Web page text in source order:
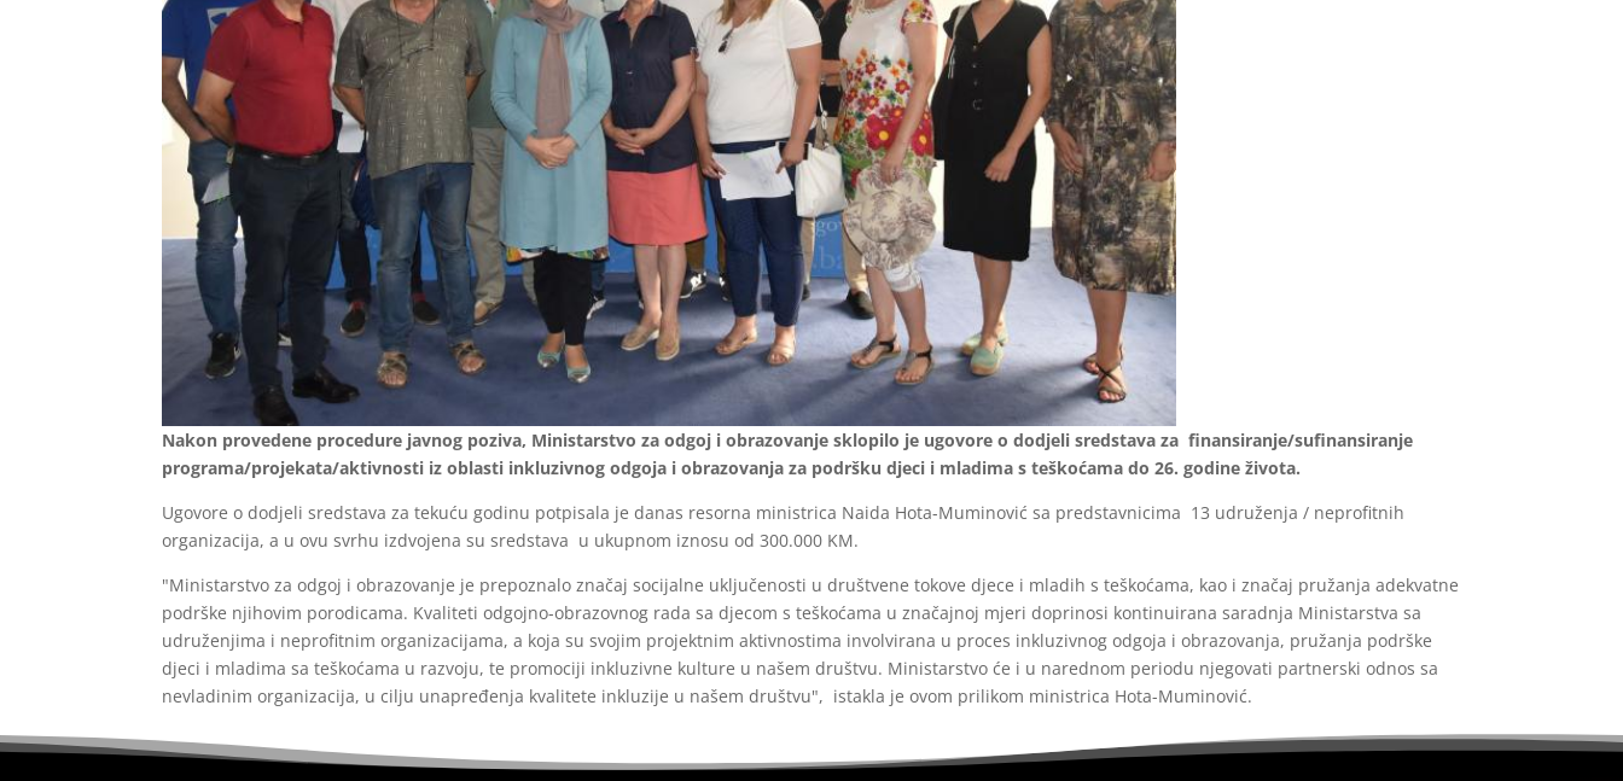
Nakon provedene procedure javnog poziva, Ministarstvo za odgoj i obrazovanje sklopilo je ugovore o dodjeli sredstava za finansiranje/sufinansiranje
programa/projekata/aktivnosti iz oblasti inkluzivnog odgoja i obrazovanja za podršku djeci i mladima s teškoćama do 26. godine života.
Ugovore o dodjeli sredstava za tekuću godinu potpisala je danas resorna ministrica Naida Hota-Muminović sa predstavnicima 13 udruženja / neprofitnih
organizacija, a u ovu svrhu izdvojena su sredstava u ukupnom iznosu od 300.000 KM.
"Ministarstvo za odgoj i obrazovanje je prepoznalo značaj socijalne uključenosti u društvene tokove djece i mladih s teškoćama, kao i značaj pružanja adekvatne
podrške njihovim porodicama. Kvaliteti odgojno-obrazovnog rada sa djecom s teškoćama u značajnoj mjeri doprinosi kontinuirana saradnja Ministarstva sa
udruženjima i neprofitnim organizacijama, a koja su svojim projektnim aktivnostima involvirana u proces inkluzivnog odgoja i obrazovanja, pružanja podrške
djeci i mladima sa teškoćama u razvoju, te promociji inkluzivne kulture u našem društvu. Ministarstvo će i u narednom periodu njegovati partnerski odnos sa
nevladinim organizacija, u cilju unapređenja kvalitete inkluzije u našem društvu", istakla je ovom prilikom ministrica Hota-Muminović.